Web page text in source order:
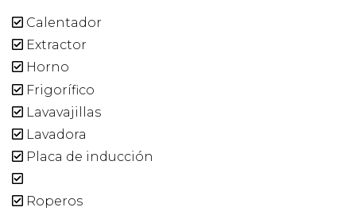
Calentador
Extractor
Horno
Frigorífico
Lavavajillas
Lavadora
Placa de inducción
Roperos